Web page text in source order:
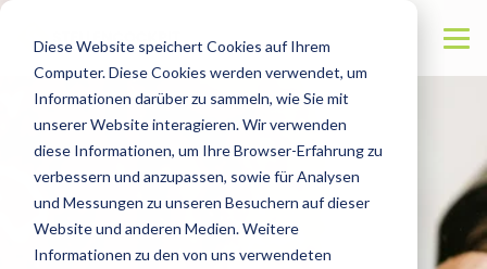
Diese Website speichert Cookies auf Ihrem
Computer. Diese Cookies werden verwendet, um
Informationen darüber zu sammeln, wie Sie mit
unserer Website interagieren. Wir verwenden
diese Informationen, um Ihre Browser-Erfahrung zu
verbessern und anzupassen, sowie für Analysen
und Messungen zu unseren Besuchern auf dieser
Website und anderen Medien. Weitere
Informationen zu den von uns verwendeten